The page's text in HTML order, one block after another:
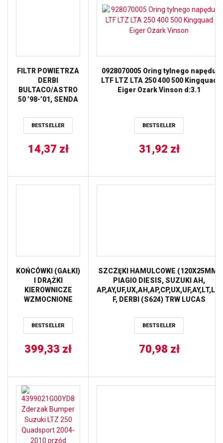
FILTR POWIETRZA
DERBI
BULTACO/ASTRO
50 ’98-’01, SENDA
(OEM:
00H03201251)
BESTSELLER
14,37 zł
0928070005 Oring tylnego napędu
LTF LTZ LTA 250 400 500 Kingquad
Eiger Ozark Vinson d:3.1
BESTSELLER
31,92 zł
KOŃCÓWKI (GAŁKI)
I DRĄŻKI
KIEROWNICZE
WZMOCNIONE
’99-’09, TRX 400X
(12), SUZUKI LT
BALLS
BESTSELLER
399,33 zł
SZCZĘKI HAMULCOWE (120X25MM)
PIAGIO DIESIS, SUZUKI AH,
AP,AY,UF,UX,AH,AP,CP,UX,UF,AY,LT,LT-
F, DERBI (S624) TRW LUCAS
BESTSELLER
70,98 zł